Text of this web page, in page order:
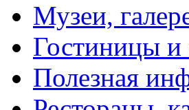
Музеи,
Гостиницы и
Полезная